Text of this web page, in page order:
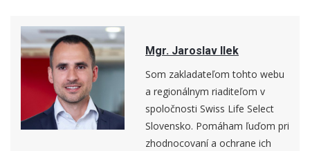
Mgr. Jaroslav Ilek
Som zakladateľom tohto webu
a regionálnym riaditeľom v
spoločnosti Swiss Life Select
Slovensko. Pomáham ľuďom pri
zhodnocovaní a ochrane ich